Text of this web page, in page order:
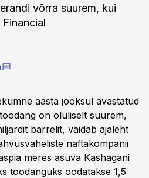
võrra suurem, kui
aasta jooksul avastatud
on oluliselt suurem,
barrelit, väidab ajaleht
naftakompanii
meres asuva Kashagani
toodanguks oodatakse 1,5